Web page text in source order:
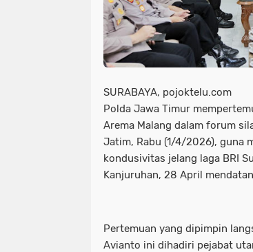
SURABAYA, pojoktelu.com
Polda Jawa Timur
Arema Malang dalam forum
Jatim, Rabu (1/4/2026), guna
kondusivitas jelang laga BRI
Kanjuruhan, 28 April
Pertemuan yang dipimpin
Avianto ini dihadiri pejabat